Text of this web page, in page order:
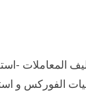
2020 استراتيجيات